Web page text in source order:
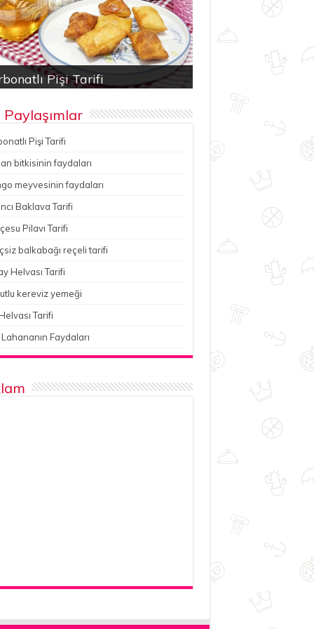
Pişi Tarifi
bitkisinin faydaları
Baklava Tarifi
Pilavı Tarifi
kereviz yemeği
Paylaşımlar
Pişi Tarifi
bitkisinin faydaları
meyvesinin faydaları
Baklava Tarifi
Pilavı Tarifi
balkabağı reçeli tarifi
Helvası Tarifi
kereviz yemeği
Tarifi
Faydaları